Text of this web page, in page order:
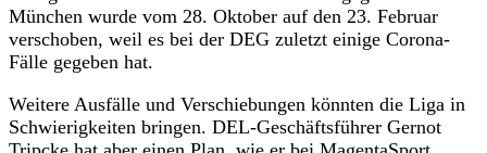
München wurde vom 28. Oktober auf den 23. Februar
verschoben, weil es bei der DEG zuletzt einige Corona-
Fälle gegeben hat.
Weitere Ausfälle und Verschiebungen könnten die Liga in
Schwierigkeiten bringen. DEL-Geschäftsführer Gernot